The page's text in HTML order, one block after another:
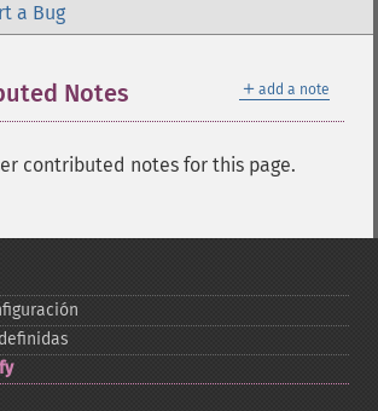
a Bug
＋ add a note
Notes
contributed notes for this page.